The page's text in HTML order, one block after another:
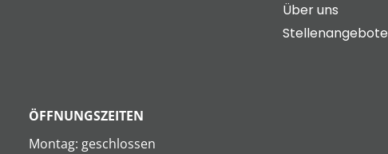
Über uns
Stellenangebote
ÖFFNUNGSZEITEN
Montag: geschlossen